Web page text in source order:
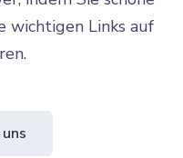
wichtigen Links auf